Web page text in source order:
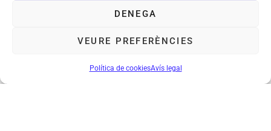
DENEGA
VEURE PREFERÈNCIES
Política de cookiesAvís legal
Política de Privacitat
Avís legal